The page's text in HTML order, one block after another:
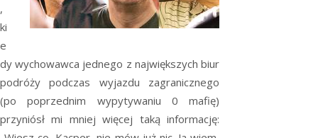
,
ki
e
dy wychowawca jednego z największych biur
podróży podczas wyjazdu zagranicznego
(po poprzednim wypytywaniu 0 mafię)
przyniósł mi mniej więcej taką informację: